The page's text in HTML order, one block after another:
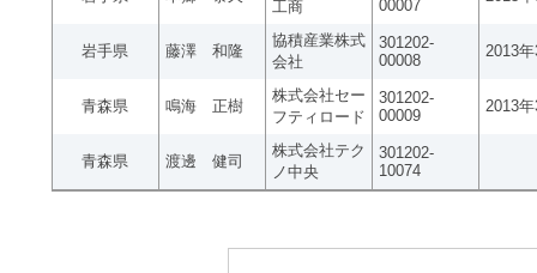
工商
00007
岩手県 藤澤 和隆
協積産業株式
会社
301202-
00008
2013
青森県 鳴海 正樹
株式会社セー
フティロード
301202-
00009
2013
青森県 渡邊 健司
株式会社テク
ノ中央
301202-
10074